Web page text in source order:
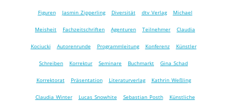
Figuren Jasmin Zipperling Diversität dtv Verlag Michael
Meisheit Fachzeitschriften Agenturen Teilnehmer Claudia
Kociucki Autorenrunde Programmleitung Konferenz Künstler
Schreiben Korrektur Seminare Buchmarkt Gina Schad
Korrektorat Präsentation Literaturverlag Kathrin Weßling
Claudia Winter Lucas Snowhite Sebastian Posth Künstliche